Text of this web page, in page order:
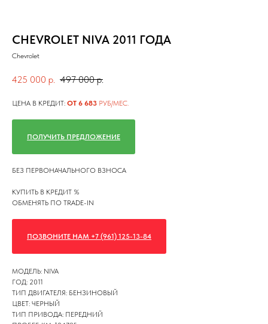
CHEVROLET NIVA 2011 ГОДА
Chevrolet
425 000 р. 497 000 р.
ЦЕНА В КРЕДИТ: ОТ 6 683 РУБ/МЕС.
ПОЛУЧИТЬ ПРЕДЛОЖЕНИЕ
БЕЗ ПЕРВОНАЧАЛЬНОГО ВЗНОСА
КУПИТЬ В КРЕДИТ %
ОБМЕНЯТЬ ПО TRADE-IN
ПОЗВОНИТЕ НАМ +7 (961) 125-13-84
МОДЕЛЬ: NIVA
ГОД: 2011
ТИП ДВИГАТЕЛЯ: БЕНЗИНОВЫЙ
ЦВЕТ: ЧЕРНЫЙ
ТИП ПРИВОДА: ПЕРЕДНИЙ